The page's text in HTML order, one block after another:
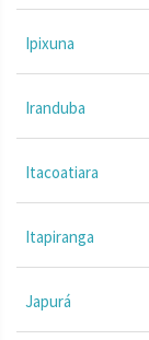
Ipixuna
Iranduba
Itacoatiara
Itapiranga
Japurá